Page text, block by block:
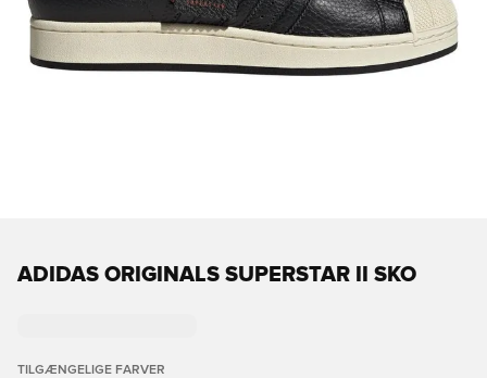
ADIDAS ORIGINALS SUPERSTAR II SKO
TILGÆNGELIGE FARVER